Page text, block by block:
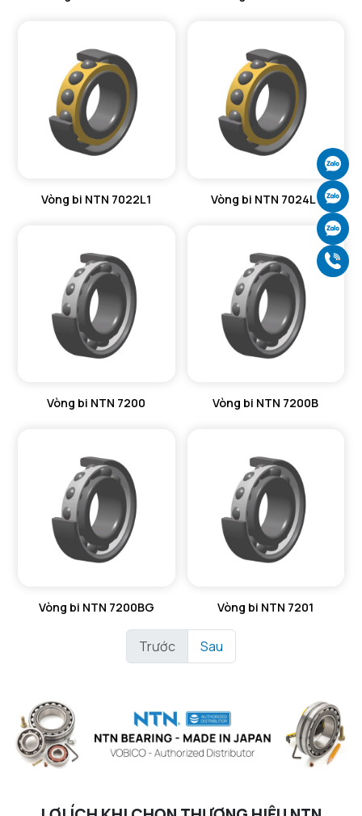
Vòng bi NTN 7022L1 Vòng bi NTN 7024L1
Vòng bi NTN 7200 Vòng bi NTN 7200B
Vòng bi NTN 7200BG Vòng bi NTN 7201
Trước Sau